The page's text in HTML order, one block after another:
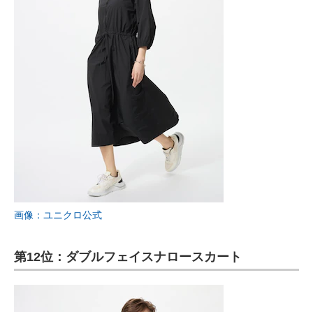
画像：ユニクロ公式
第12位：ダブルフェイスナロースカート